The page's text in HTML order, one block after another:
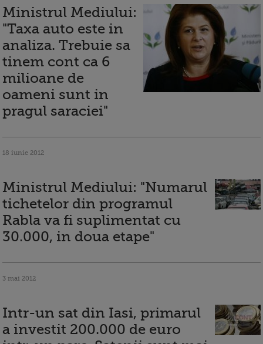
Ministrul Mediului:
"Taxa auto este in
analiza. Trebuie sa
tinem cont ca 6
milioane de
oameni sunt in
pragul saraciei"
18 iunie 2012
Ministrul Mediului: "Numarul
tichetelor din programul
Rabla va fi suplimentat cu
30.000, in doua etape"
3 mai 2012
Intr-un sat din Iasi, primarul
a investit 200.000 de euro